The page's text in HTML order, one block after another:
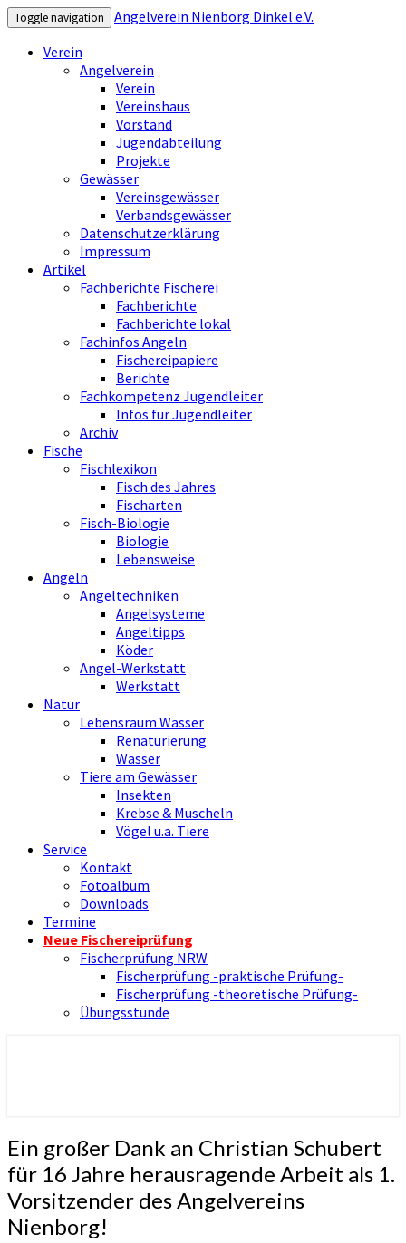
Toggle navigation
Angelverein Nienborg Dinkel e.V.
Verein
Angelverein
Verein
Vereinshaus
Vorstand
Jugendabteilung
Projekte
Gewässer
Vereinsgewässer
Verbandsgewässer
Datenschutzerklärung
Impressum
Artikel
Fachberichte Fischerei
Fachberichte
Fachberichte lokal
Fachinfos Angeln
Fischereipapiere
Berichte
Fachkompetenz Jugendleiter
Infos für Jugendleiter
Archiv
Fische
Fischlexikon
Fisch des Jahres
Fischarten
Fisch-Biologie
Biologie
Lebensweise
Angeln
Angeltechniken
Angelsysteme
Angeltipps
Köder
Angel-Werkstatt
Werkstatt
Natur
Lebensraum Wasser
Renaturierung
Wasser
Tiere am Gewässer
Insekten
Krebse & Muscheln
Vögel u.a. Tiere
Service
Kontakt
Fotoalbum
Downloads
Termine
Neue Fischereiprüfung
Fischerprüfung NRW
Fischerprüfung -praktische Prüfung-
Fischerprüfung -theoretische Prüfung-
Übungsstunde
Ein
großer
Dank
an
Christian
Schubert
Ein großer Dank an Christian Schubert
für 16 Jahre herausragende Arbeit als 1.
Vorsitzender des Angelvereins
Nienborg!